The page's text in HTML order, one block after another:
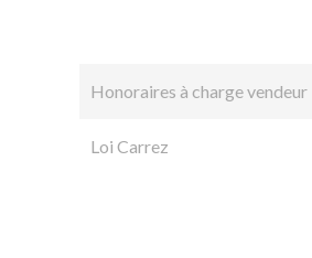
Honoraires à charge vendeur
Loi Carrez